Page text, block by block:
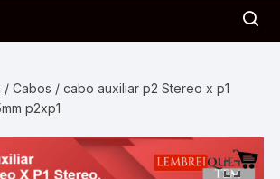
/Cabos / cabo auxiliar p2 Stereo x p1
p2xp1